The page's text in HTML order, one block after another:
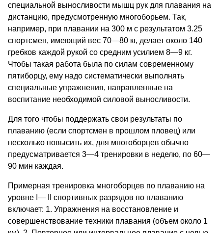
специальной выносливости мышц рук для плавания на
дистанцию, предусмотренную многоборьем. Так,
например, при плавании на 300 м с результатом 3.25
спортсмен, имеющий вес 70—80 кг, делает около 140
гребков каждой рукой со средним усилием 8—9 кг.
Чтобы такая работа была по силам современному
пятиборцу, ему надо систематически выполнять
специальные упражнения, направленные на
воспитание необходимой силовой выносливости.
Для того чтобы поддержать свои результаты по
плаванию (если спортсмен в прошлом пловец) или
несколько повысить их, для многоборцев обычно
предусматривается 3—4 тренировки в неделю, по 60—
90 мин каждая.
Примерная тренировка многоборцев по плаванию на
уровне I— II спортивных разрядов по плаванию
включает: 1. Упражнения на восстановление и
совершенствование техники плавания (объем около 1